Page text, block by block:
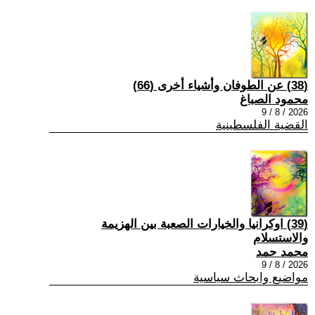
(38) عن الطوفان وأشياء أخرى (66)
محمود الصباغ
2026 / 8 / 9
القضية الفلسطينية
(39) اوكرانيا والخيارات الصعبة بين الهزيمة
والاستسلام
محمد حمد
2026 / 8 / 9
مواضيع وابحاث سياسية